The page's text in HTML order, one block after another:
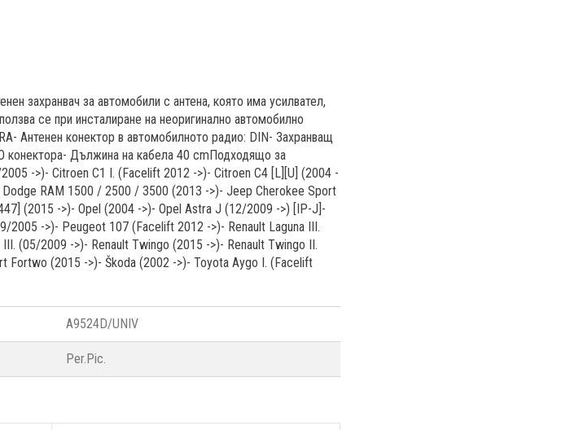
захранвач за автомобили с антена, която има усилвател,
се при инсталиране на неоригинално автомобилно
Антенен конектор в автомобилното радио: DIN- Захранващ
конектора- Дължина на кабела 40 cmПодходящо за
->)- Citroen C1 I. (Facelift 2012 ->)- Citroen C4 [L][U] (2004 -
RAM 1500 / 2500 / 3500 (2013 ->)- Jeep Cherokee Sport
(2015 ->)- Opel (2004 ->)- Opel Astra J (12/2009 ->) [IP-J]-
2005 ->)- Peugeot 107 (Facelift 2012 ->)- Renault Laguna III.
(05/2009 ->)- Renault Twingo (2015 ->)- Renault Twingo II.
Fortwo (2015 ->)- Škoda (2002 ->)- Toyota Aygo I. (Facelift
A9524D/UNIV
Per.Pic.